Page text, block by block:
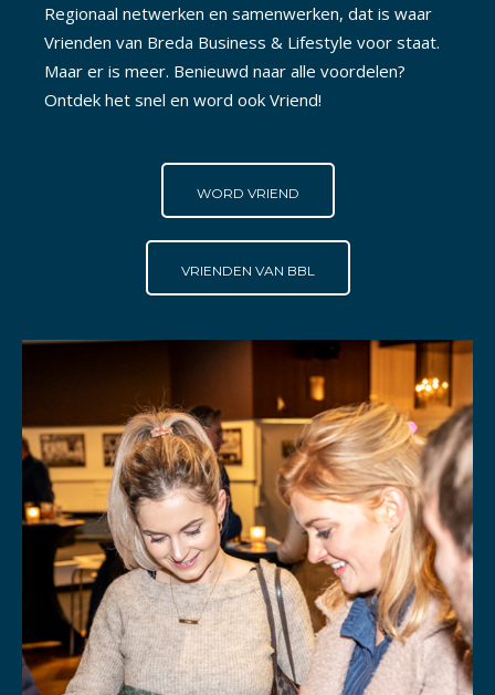
Regionaal netwerken en samenwerken, dat is waar
Vrienden van Breda Business & Lifestyle voor staat.
Maar er is meer. Benieuwd naar alle voordelen?
Ontdek het snel en word ook Vriend!
WORD VRIEND
VRIENDEN VAN BBL